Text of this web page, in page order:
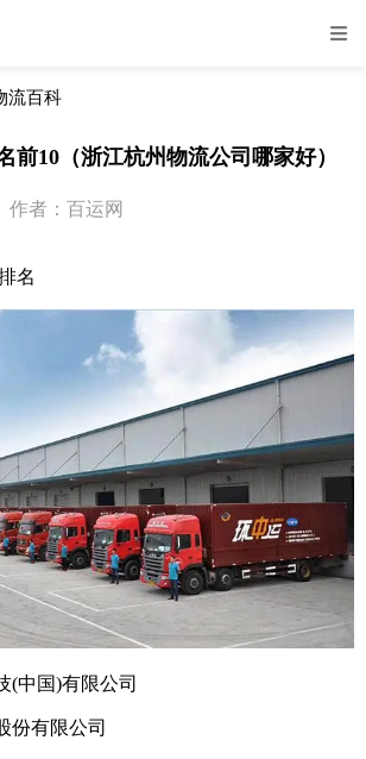
物流资讯
流百科
前10（浙江杭州物流公司哪家好）
作者：百运网
名
国)有限公司
有限公司